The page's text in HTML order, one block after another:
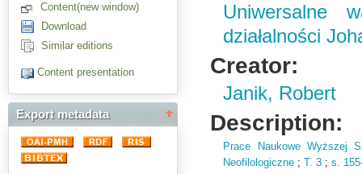
Content(new window)
Download
Similar editions
Content presentation
Export metadata
Uniwersalne
działalności
Creator:
Janik, Robert
Description:
Prace Naukowe Wyższej
Neofilologiczne ;T. 3 ;s.